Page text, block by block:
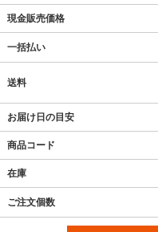
現金販売価格
一括払い
送料
お届け日の目安
商品コード
在庫
ご注文個数